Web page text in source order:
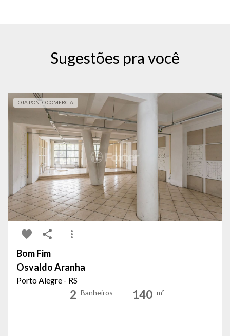
Sugestões pra você
LOJA PONTO COMERCIAL
Bom Fim
Osvaldo Aranha
Porto Alegre - RS
2 Banheiros 140 m²